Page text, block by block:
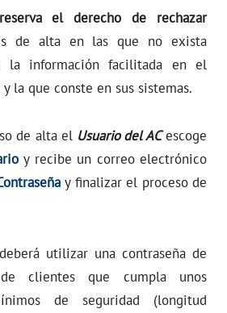
el derecho de rechazar
de alta en las que no exista
la información facilitada en el
la que conste en sus sistemas.
de alta el Usuario del ACescoge
y recibe un correo electrónico
y finalizar el proceso de
utilizar una contraseña de
clientes que cumpla unos
de seguridad (longitud